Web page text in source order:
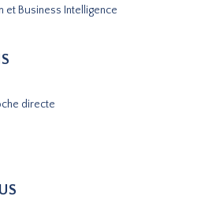
et Business Intelligence
directe